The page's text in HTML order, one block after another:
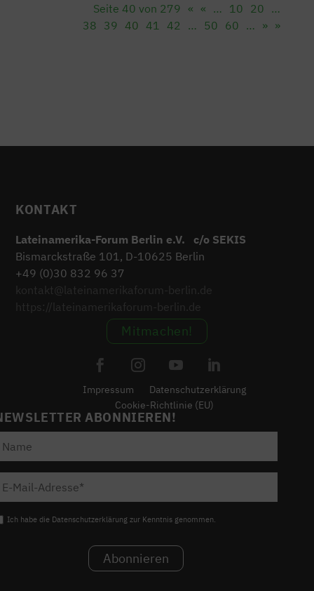
Seite 40 von 279 « « … 10 20 …
38 39 40 41 42 … 50 60 … » »
KONTAKT
Lateinamerika-Forum Berlin e.V. c/o SEKIS
Bismarckstraße 101, D-10625 Berlin
+49 (0)30 832 96 37
kontakt@lateinamerikaforum-berlin.de
https://lateinamerikaforum-berlin.de
Mitmachen!
Impressum
Datenschutzerklärung
Cookie-Richtlinie (EU)
ABONNIEREN!
Ich habe die Datenschutzerklärung zur Kenntnis genommen.